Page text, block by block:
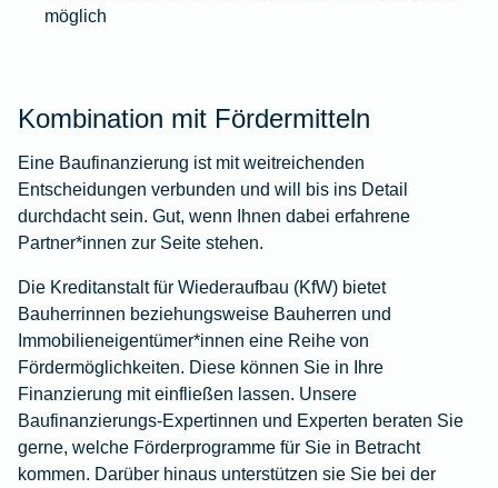
möglich
Kombination mit Fördermitteln
Eine Baufinanzierung ist mit weitreichenden
Entscheidungen verbunden und will bis ins Detail
durchdacht sein. Gut, wenn Ihnen dabei erfahrene
Partner*innen zur Seite stehen.
Die Kreditanstalt für Wiederaufbau (KfW) bietet
Bauherrinnen beziehungsweise Bauherren und
Immobilieneigentümer*innen eine Reihe von
Fördermöglichkeiten. Diese können Sie in Ihre
Finanzierung mit einfließen lassen. Unsere
Baufinanzierungs-Expertinnen und Experten beraten Sie
gerne, welche Förderprogramme für Sie in Betracht
kommen. Darüber hinaus unterstützen sie Sie bei der